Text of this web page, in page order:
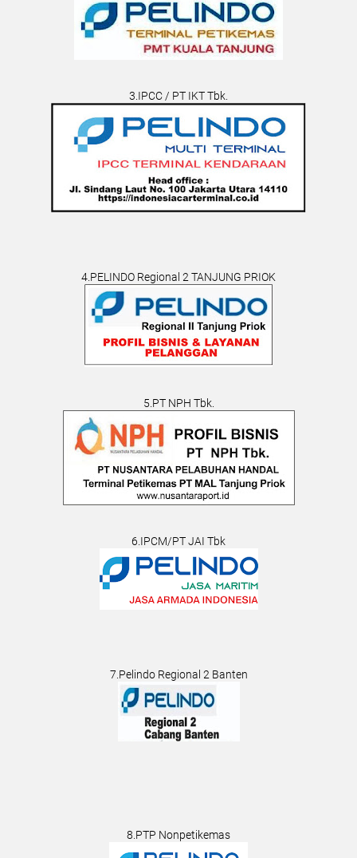
3.IPCC / PT IKT Tbk.
4.PELINDO Regional 2 TANJUNG PRIOK
5.PT NPH Tbk.
6.IPCM/PT JAI Tbk
7.Pelindo Regional 2 Banten
8.PTP Nonpetikemas